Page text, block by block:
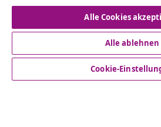
Business
Alle Cookies
Alle ablehnen
Cookie-